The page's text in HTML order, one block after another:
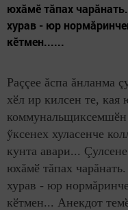
юхăмӗ тăпах
хурав - юр
кӗтмен......
Раççее ăспа ăнланма
хӗл ир килсен те, кая
ӳксенех хуласенче
кунта авари...
юхăмӗ тăпах
хурав - юр
кӗтмен... Анекдот